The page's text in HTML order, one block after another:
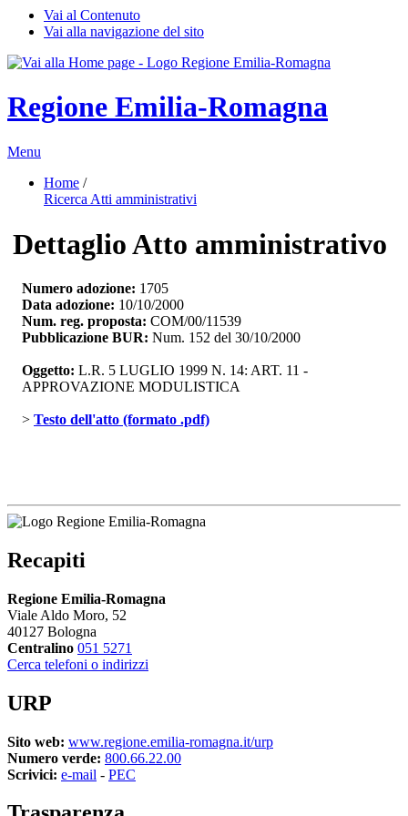
Vai al Contenuto
Vai alla navigazione del sito
Regione Emilia-Romagna
Menu
Home /
Ricerca Atti amministrativi
Dettaglio Atto amministrativo
Numero adozione: 1705
Data adozione: 10/10/2000
Num. reg. proposta: COM/00/11539
Pubblicazione BUR: Num. 152 del 30/10/2000
Oggetto: L.R. 5 LUGLIO 1999 N. 14: ART. 11 -
APPROVAZIONE MODULISTICA
> Testo dell'atto (formato .pdf)
Recapiti
Regione Emilia-Romagna
Viale Aldo Moro, 52
40127 Bologna
Centralino 051 5271
Cerca telefoni o indirizzi
URP
Sito web: www.regione.emilia-romagna.it/urp
Numero verde: 800.66.22.00
Scrivici: e-mail - PEC